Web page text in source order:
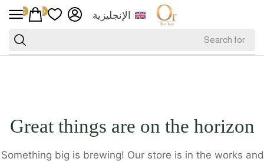
الإنجليزية 0
0
Great things are on the horizon
Something big is brewing! Our store is in the works and